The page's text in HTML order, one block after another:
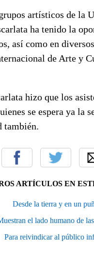
artísticos de la
ha tenido la
así como en
de Arte y
hizo que los
se espera ya la
también.
ARTÍCULOS EN
Desde la tierra y en un
el lado humano de
Para reivindicar al público